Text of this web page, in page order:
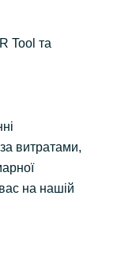
Tool та
витратами,
на нашій